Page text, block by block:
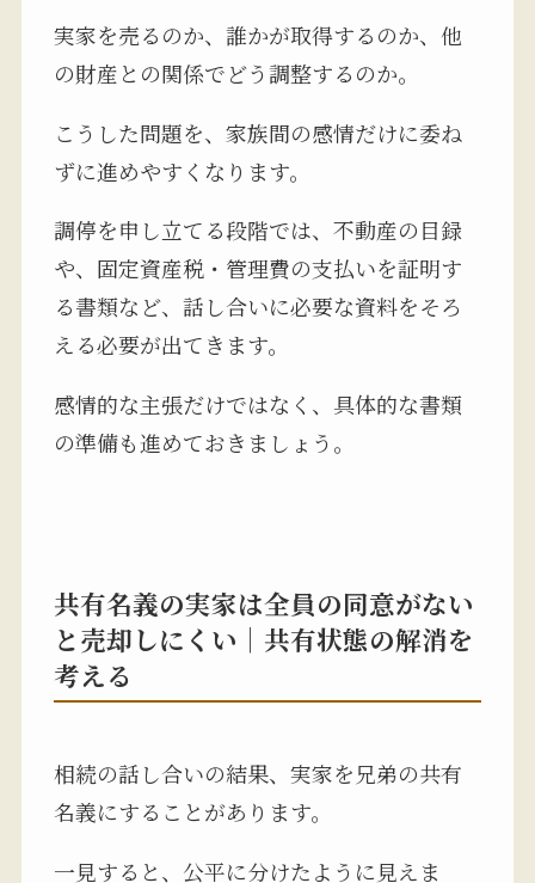
実家を売るのか、誰かが取得するのか、他
の財産との関係でどう調整するのか。
こうした問題を、家族間の感情だけに委ね
ずに進めやすくなります。
調停を申し立てる段階では、不動産の目録
や、固定資産税・管理費の支払いを証明す
る書類など、話し合いに必要な資料をそろ
える必要が出てきます。
感情的な主張だけではなく、具体的な書類
の準備も進めておきましょう。
共有名義の実家は全員の同意がない
と売却しにくい｜共有状態の解消を
考える
相続の話し合いの結果、実家を兄弟の共有
名義にすることがあります。
一見すると、公平に分けたように見えま